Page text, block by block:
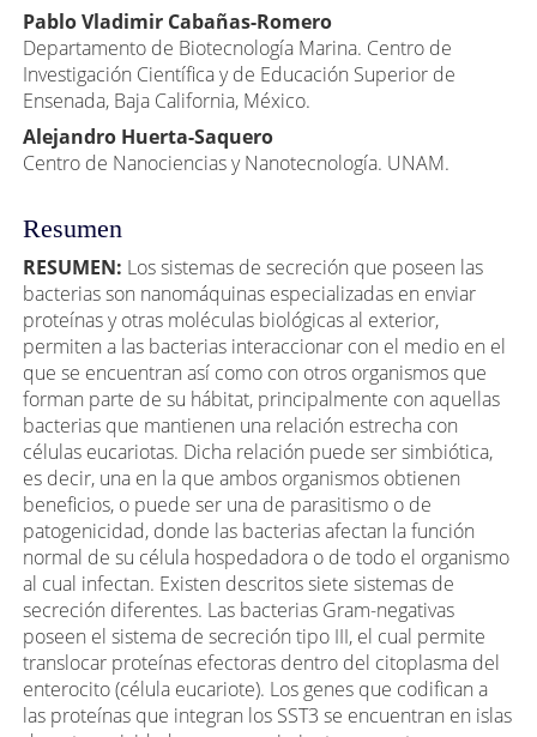
Contenido
principal
del
artículo
Pablo Vladimir Cabañas-Romero
Departamento de Biotecnología Marina. Centro de
Investigación Científica y de Educación Superior de
Ensenada, Baja California, México.
Alejandro Huerta-Saquero
Centro de Nanociencias y Nanotecnología. UNAM.
Resumen
RESUMEN: Los sistemas de secreción que poseen las
bacterias son nanomáquinas especializadas en enviar
proteínas y otras moléculas biológicas al exterior,
permiten a las bacterias interaccionar con el medio en el
que se encuentran así como con otros organismos que
forman parte de su hábitat, principalmente con aquellas
bacterias que mantienen una relación estrecha con
células eucariotas. Dicha relación puede ser simbiótica,
es decir, una en la que ambos organismos obtienen
beneficios, o puede ser una de parasitismo o de
patogenicidad, donde las bacterias afectan la función
normal de su célula hospedadora o de todo el organismo
al cual infectan. Existen descritos siete sistemas de
secreción diferentes. Las bacterias Gram-negativas
poseen el sistema de secreción tipo III, el cual permite
translocar proteínas efectoras dentro del citoplasma del
enterocito (célula eucariote). Los genes que codifican a
las proteínas que integran los SST3 se encuentran en islas